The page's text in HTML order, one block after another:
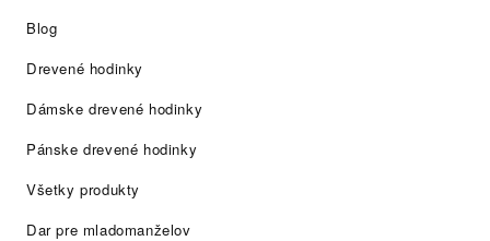
Blog
Drevené hodinky
Dámske drevené hodinky
Pánske drevené hodinky
Všetky produkty
Dar pre mladomanželov